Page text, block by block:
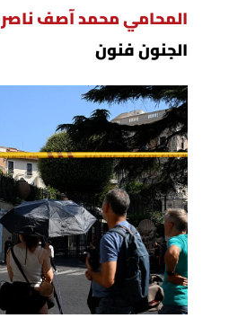
المحامي محمد آصف ناصر
الجنون فنون